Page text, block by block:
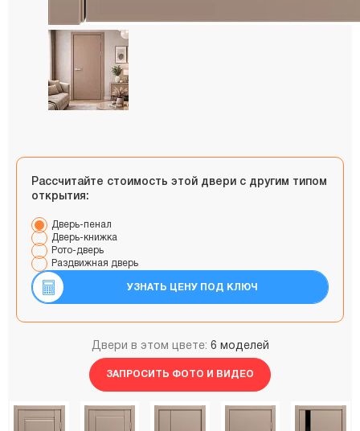
Рассчитайте стоимость этой двери с другим типом
открытия:
Дверь-пенал
Дверь-книжка
Рото-дверь
Раздвижная дверь
УЗНАТЬ ЦЕНУ ПОД КЛЮЧ
Двери в этом цвете: 6 моделей
ЗАПРОСИТЬ ФОТО И ВИДЕО